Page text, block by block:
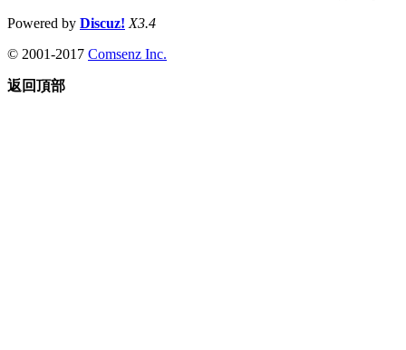
Powered by Discuz! X3.4
© 2001-2017 Comsenz Inc.
返回頂部